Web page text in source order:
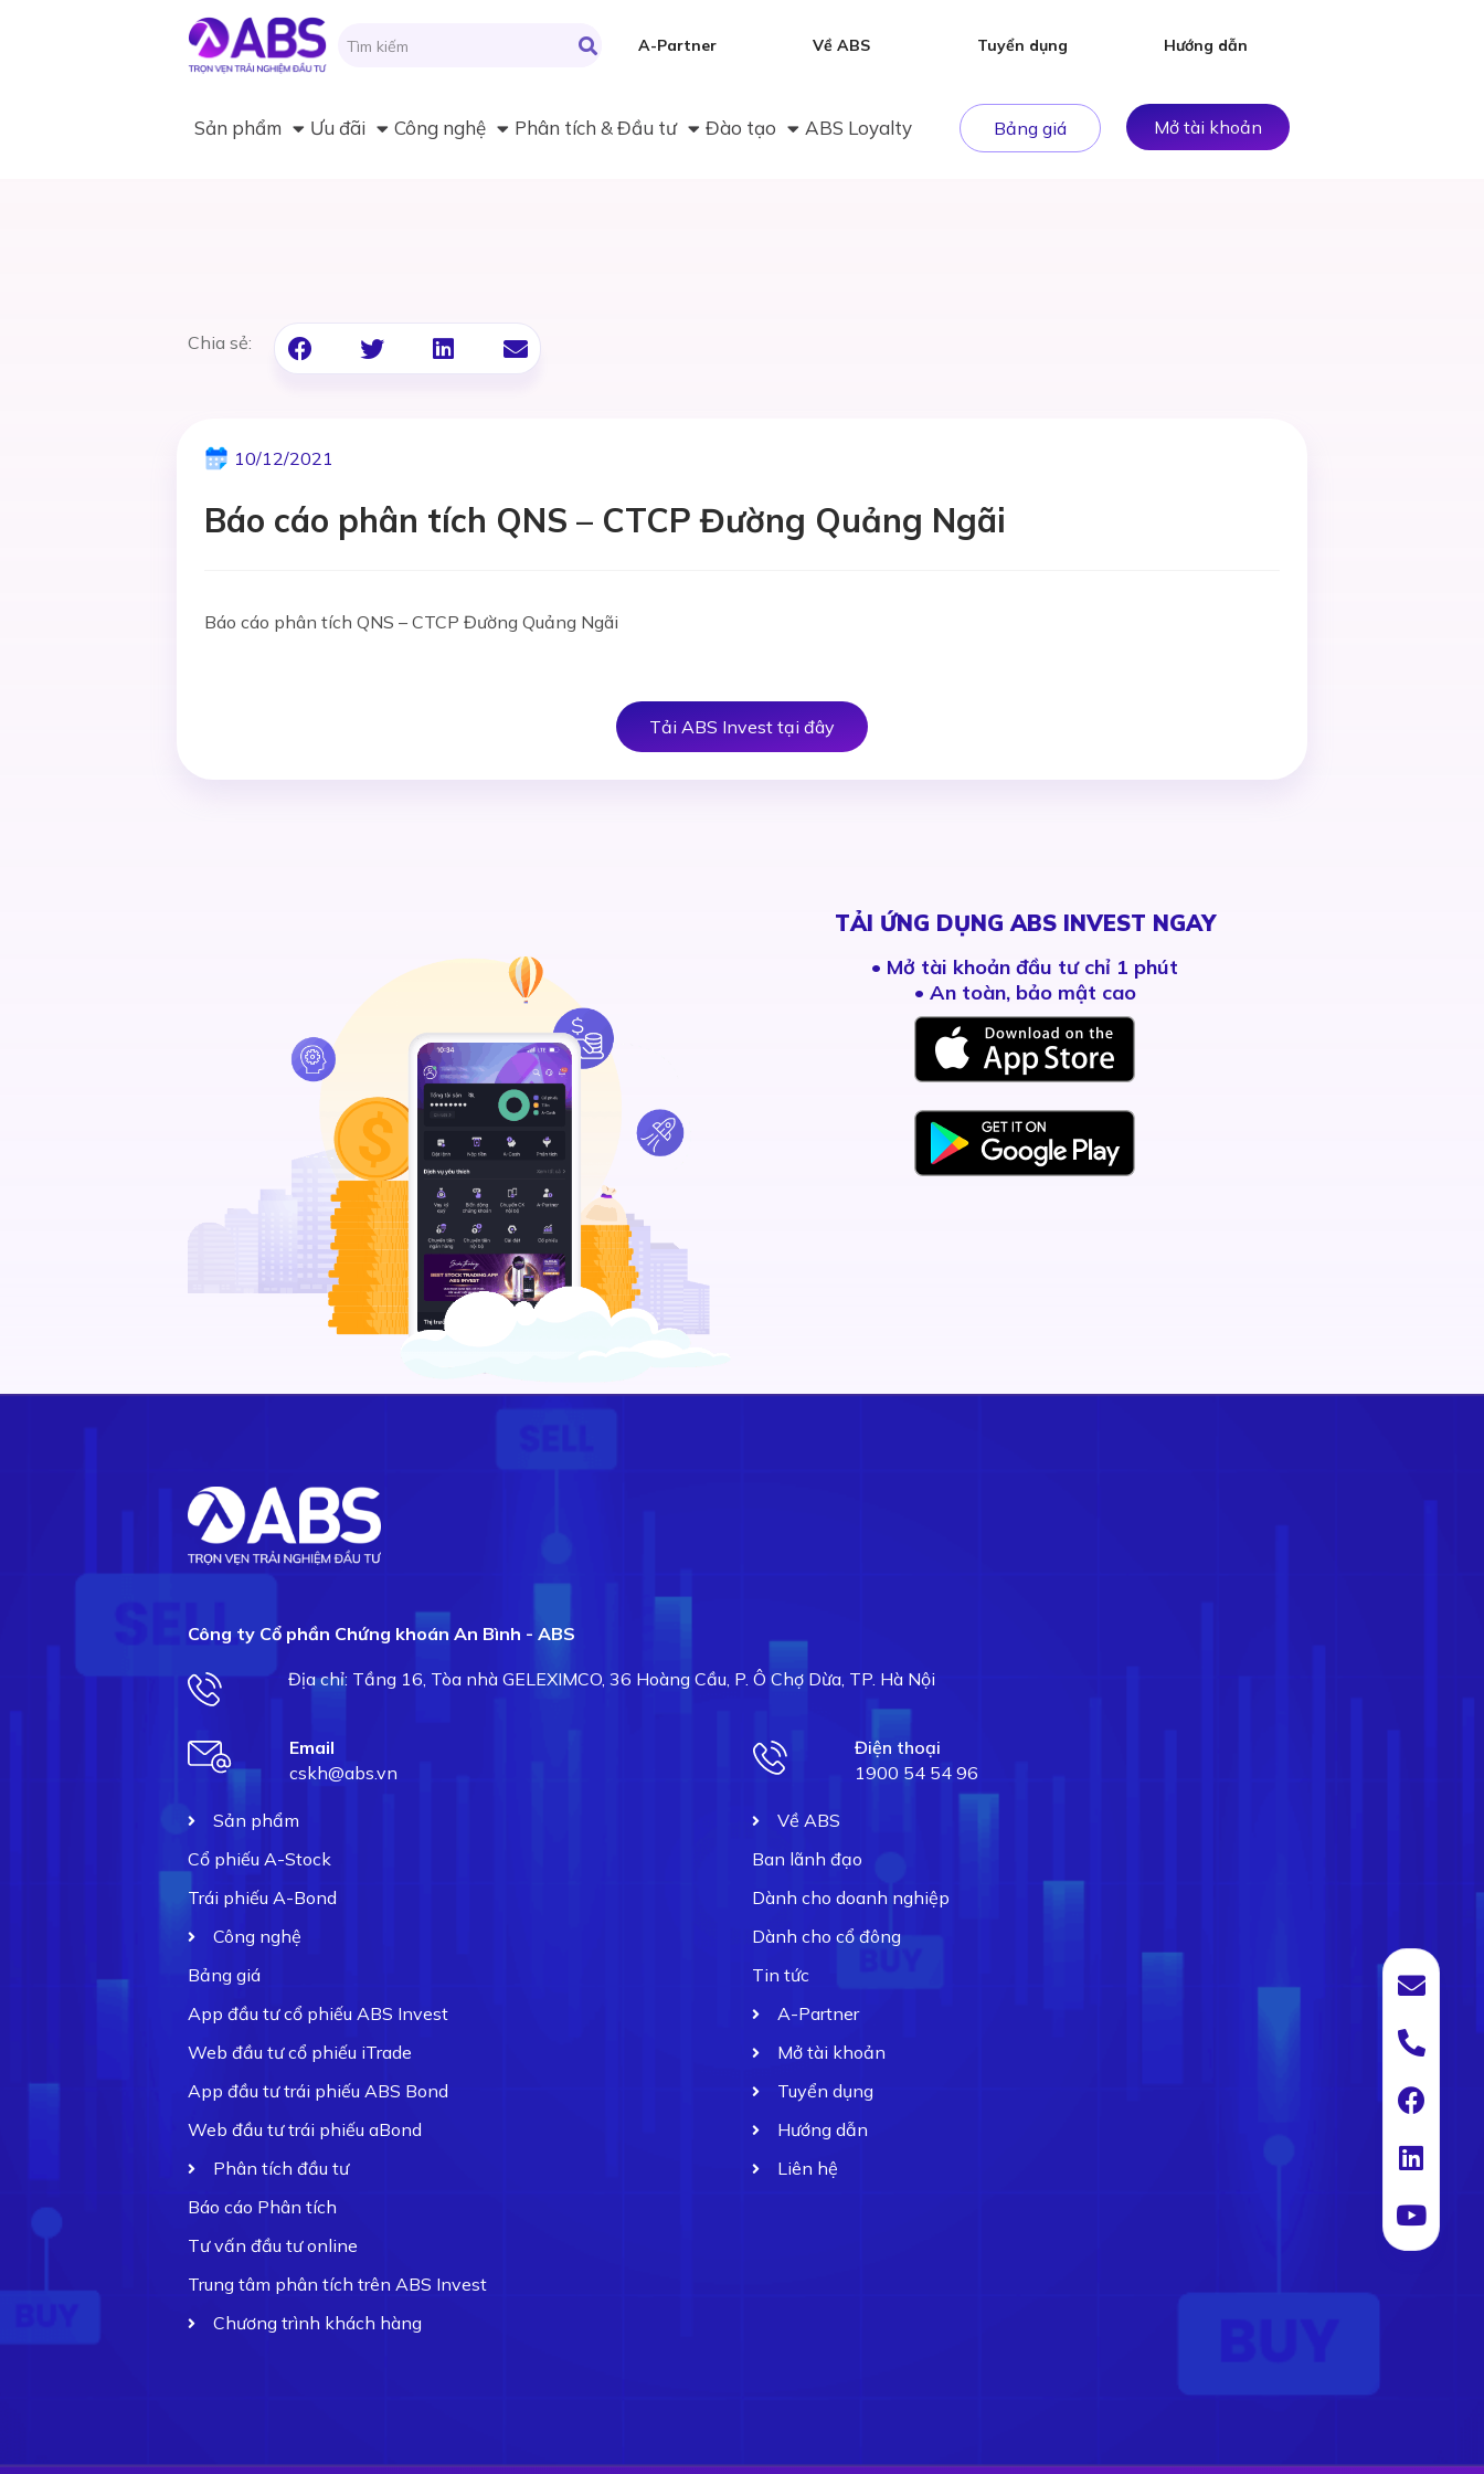
A-Partner Về ABS Tuyển dụng Hướng dẫn
Sản phẩm Ưu đãi Công nghệ Phân tích & Đầu tư Đào tạo ABS Loyalty Bảng giá Mở tài khoản
Chia sẻ:
10/12/2021
Báo cáo phân tích QNS – CTCP Đường Quảng Ngãi
Báo cáo phân tích QNS – CTCP Đường Quảng Ngãi
Tải ABS Invest tại đây
TẢI ỨNG DỤNG ABS INVEST NGAY
• Mở tài khoản đầu tư chỉ 1 phút
• An toàn, bảo mật cao
Công ty Cổ phần Chứng khoán An Bình - ABS
Địa chỉ: Tầng 16, Tòa nhà GELEXIMCO, 36 Hoàng Cầu, P. Ô Chợ Dừa, TP. Hà Nội
Email
cskh@abs.vn
Điện thoại
1900 54 54 96
Sản phẩm
Cổ phiếu A-Stock
Trái phiếu A-Bond
Công nghệ
Bảng giá
App đầu tư cổ phiếu ABS Invest
Web đầu tư cổ phiếu iTrade
App đầu tư trái phiếu ABS Bond
Web đầu tư trái phiếu aBond
Phân tích đầu tư
Báo cáo Phân tích
Tư vấn đầu tư online
Trung tâm phân tích trên ABS Invest
Chương trình khách hàng
Về ABS
Ban lãnh đạo
Dành cho doanh nghiệp
Dành cho cổ đông
Tin tức
A-Partner
Mở tài khoản
Tuyển dụng
Hướng dẫn
Liên hệ